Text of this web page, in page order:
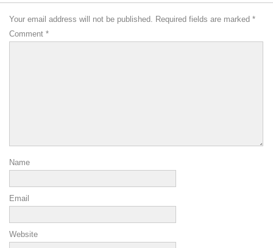
Your email address will not be published. Required fields are marked *
Comment *
Name
Email
Website